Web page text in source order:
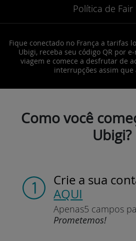
Política de Fair
Fique conectado no França a tarifas
Ubigi, receba seu código QR por
viagem e comece a desfrutar de
interrupções assim que
Como você
Ubigi?
Crie a sua
AQUI
Apenas5 campos
Prometemos!